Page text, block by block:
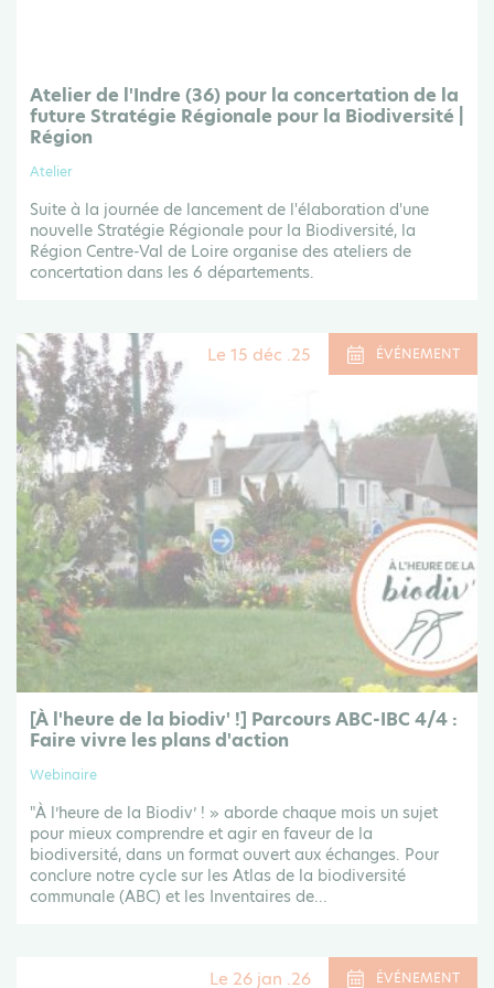
Atelier de l'Indre (36) pour la concertation de la
future Stratégie Régionale pour la Biodiversité |
Région
Atelier
Suite à la journée de lancement de l'élaboration d'une
nouvelle Stratégie Régionale pour la Biodiversité, la
Région Centre-Val de Loire organise des ateliers de
concertation dans les 6 départements.
Le 15 déc .25 ÉVÉNEMENT
[À l'heure de la biodiv' !] Parcours ABC-IBC 4/4 :
Faire vivre les plans d'action
Webinaire
"À l’heure de la Biodiv’ ! » aborde chaque mois un sujet
pour mieux comprendre et agir en faveur de la
biodiversité, dans un format ouvert aux échanges. Pour
conclure notre cycle sur les Atlas de la biodiversité
communale (ABC) et les Inventaires de...
Le 26 jan .26 ÉVÉNEMENT